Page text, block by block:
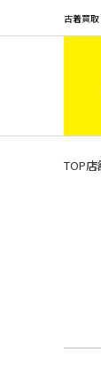
古着買
TOP店